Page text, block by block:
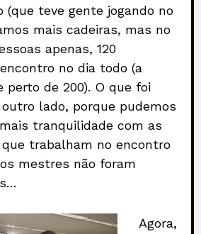
teve gente jogando no
mais cadeiras, mas no
apenas, 120
no dia todo (a
perto de 200). O que foi
lado, porque pudemos
tranquilidade com as
trabalham no encontro
mestres não foram
Agora,